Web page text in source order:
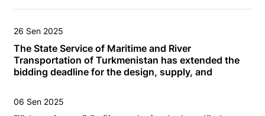
26 Sen 2025
The State Service of Maritime and River
Transportation of Turkmenistan has extended the
bidding deadline for the design, supply, and
management of the construction of two Ro-Ro rail
wagon carriers and one dry cargo vessel until 4
November.
06 Sen 2025